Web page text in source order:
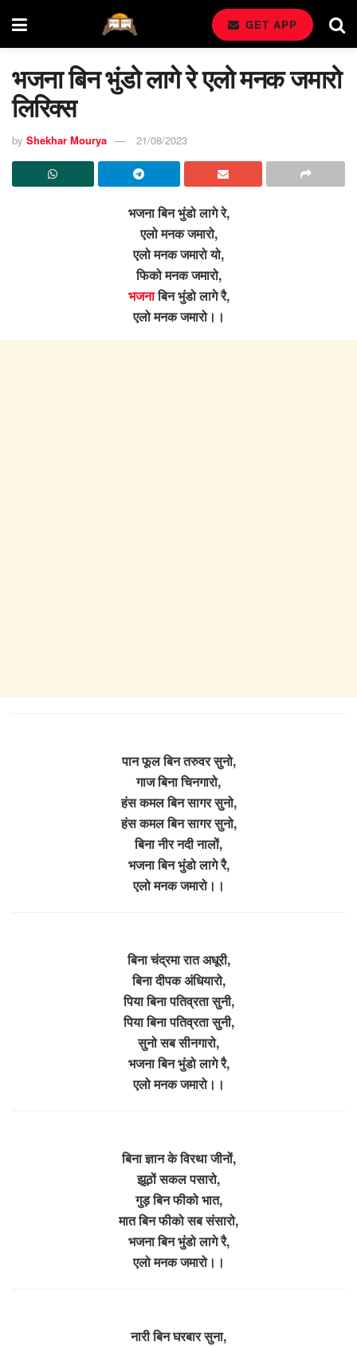
GET APP
भजना बिन भुंडो लागे रे एलो मनक जमारो
लिरिक्स
by Shekhar Mourya 21/08/2023
भजना बिन भुंडो लागे रे,
एलो मनक जमारो,
एलो मनक जमारो यो,
फिको मनक जमारो,
भजनाबिन भुंडो लागे रै,
एलो मनक जमारो।।
पान फूल बिन तरुवर सुनो,
गाज बिना चिनगारो,
हंस कमल बिन सागर सुनो,
हंस कमल बिन सागर सुनो,
बिना नीर नदी नालों,
भजना बिन भुंडो लागे रै,
एलो मनक जमारो।।
बिना चंद्रमा रात अधूरी,
बिना दीपक अंधियारो,
पिया बिना पतिव्रता सुनी,
पिया बिना पतिव्रता सुनी,
सुनो सब सीनगारो,
भजना बिन भुंडो लागे रै,
एलो मनक जमारो।।
बिना ज्ञान के विरथा जीनों,
झूठों सकल पसारो,
गुड़ बिन फीको भात,
मात बिन फीको सब संसारो,
भजना बिन भुंडो लागे रै,
एलो मनक जमारो।।
नारी बिन घरबार सुना,